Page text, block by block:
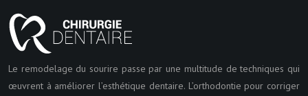
Le remodelage du sourire passe par une multitude de techniques qui
œuvrent à améliorer l’esthétique dentaire. L’orthodontie pour corriger